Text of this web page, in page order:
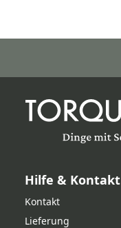
Hilfe & Kontakt
Kontakt
Lieferung